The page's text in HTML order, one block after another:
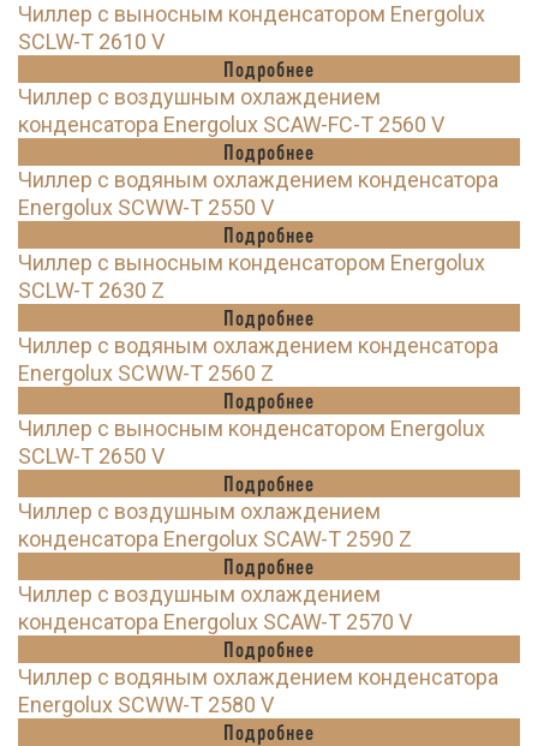
Чиллер с выносным конденсатором Energolux
SCLW-T 2610 V
Подробнее
Чиллер с воздушным охлаждением
конденсатора Energolux SCAW-FC-T 2560 V
Подробнее
Чиллер с водяным охлаждением конденсатора
Energolux SCWW-T 2550 V
Подробнее
Чиллер с выносным конденсатором Energolux
SCLW-T 2630 Z
Подробнее
Чиллер с водяным охлаждением конденсатора
Energolux SCWW-T 2560 Z
Подробнее
Чиллер с выносным конденсатором Energolux
SCLW-T 2650 V
Подробнее
Чиллер с воздушным охлаждением
конденсатора Energolux SCAW-T 2590 Z
Подробнее
Чиллер с воздушным охлаждением
конденсатора Energolux SCAW-T 2570 V
Подробнее
Чиллер с водяным охлаждением конденсатора
Energolux SCWW-T 2580 V
Подробнее